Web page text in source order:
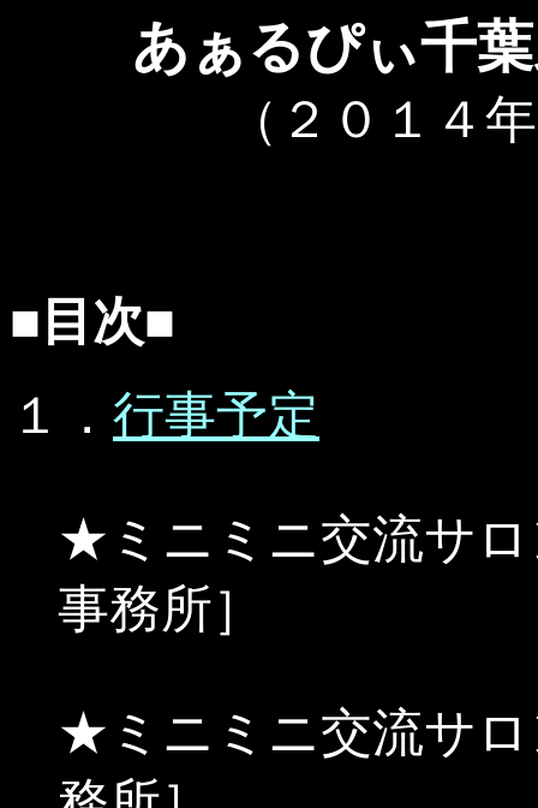
あぁるぴぃ千
（２０１４
■目次■
１． 行事予定
★ミニミニ交流サロ
事務所］
★ミニミニ交流サロ